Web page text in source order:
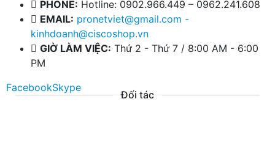
PHONE: Hotline: 0902.966.449 – 0962.241.608
EMAIL: pronetviet@gmail.com -
kinhdoanh@ciscoshop.vn
GIỜ LÀM VIỆC: Thứ 2 - Thứ 7 / 8:00 AM - 6:00
PM
FacebookSkype
Đối tác